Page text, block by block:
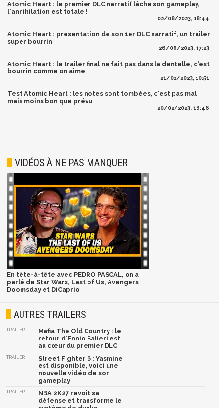
Atomic Heart : le premier DLC narratif lâche son gameplay,
l'annihilation est totale !
02/08/2023, 18:44
Atomic Heart : présentation de son 1er DLC narratif, un trailer
super bourrin
26/06/2023, 17:23
Atomic Heart : le trailer final ne fait pas dans la dentelle, c'est
bourrin comme on aime
21/02/2023, 10:51
Test Atomic Heart : les notes sont tombées, c'est pas mal
mais moins bon que prévu
20/02/2023, 16:46
VIDÉOS À NE PAS MANQUER
En tête-à-tête avec PEDRO PASCAL, on a
parlé de Star Wars, Last of Us, Avengers
Doomsday et DiCaprio
AUTRES TRAILERS
TRAILER
Mafia The Old Country : le
retour d'Ennio Salieri est
au cœur du premier DLC
TRAILER
Street Fighter 6 : Yasmine
est disponible, voici une
nouvelle vidéo de son
gameplay
TRAILER
NBA 2K27 revoit sa
défense et transforme le